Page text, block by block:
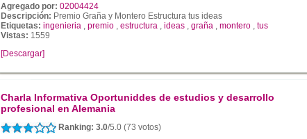
Agregado por: 02004424
Descripción: Premio Graña y Montero Estructura tus ideas
Etiquetas: ingenieria premio estructura ideas graña montero
tus
Vistas: 1559
[Descargar]
Charla Informativa Oportuniddes de estudios y desarrollo
profesional en Alemania
Ranking: 3.0/5.0 (73 votos)